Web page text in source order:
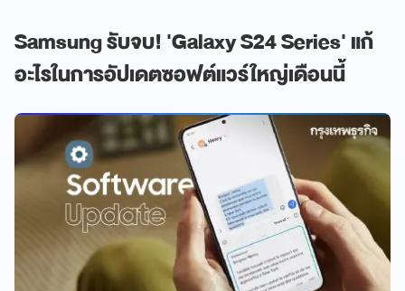
Samsung รับจบ! 'Galaxy S24 Series' แก้
อะไรในการอัปเดตซอฟต์แวร์ใหญ่เดือนนี้